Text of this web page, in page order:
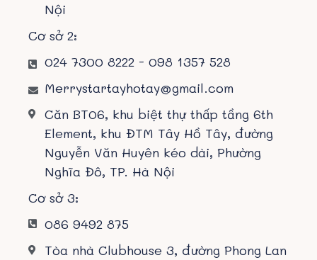
Nội
Cơ sở 2:
024 7300 8222 - 098 1357 528
Merrystartayhotay@gmail.com
Căn BT06, khu biệt thự thấp tầng 6th
Element, khu ĐTM Tây Hồ Tây, đường
Nguyễn Văn Huyên kéo dài, Phường
Nghĩa Đô, TP. Hà Nội
Cơ sở 3:
086 9492 875
Tòa nhà Clubhouse 3, đường Phong Lan